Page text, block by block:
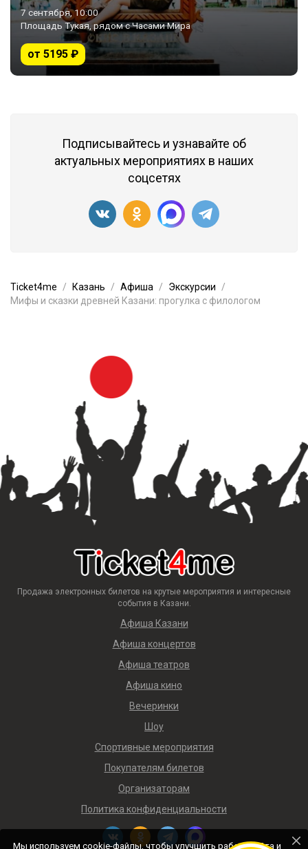
7 сентября, 10:00
Площадь Тукая, рядом с Часами Мира
от 5195 ₽
Подписывайтесь и узнавайте об
актуальных мероприятиях в наших
соцсетях
Ticket4me Казань Афиша
Экскурсии
Мифы и сказки древней Казани: прогулка с филологом
Продажа электронных билетов на крутые мероприятия и интересные
события в Казани.
Афиша Казани
Афиша концертов
Афиша театров
Афиша кино
Вечеринки
Шоу
Спортивные мероприятия
Покупателям билетов
Организаторам
Политика конфиденциальности
Мы используем cookie-файлы, чтобы улучшить работу сайта и